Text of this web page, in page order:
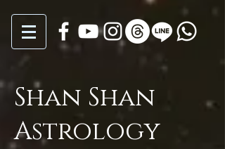
Shan Shan
Astrology